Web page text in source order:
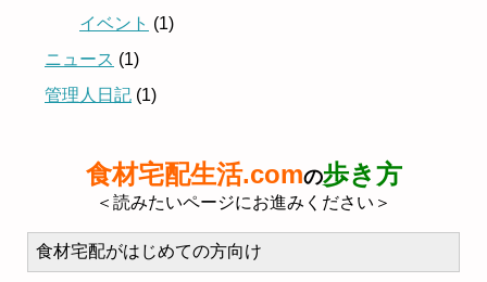
イベント (1)
ニュース (1)
管理人日記 (1)
食材宅配生活.comの歩き方
＜読みたいページにお進みください＞
食材宅配がはじめての方向け